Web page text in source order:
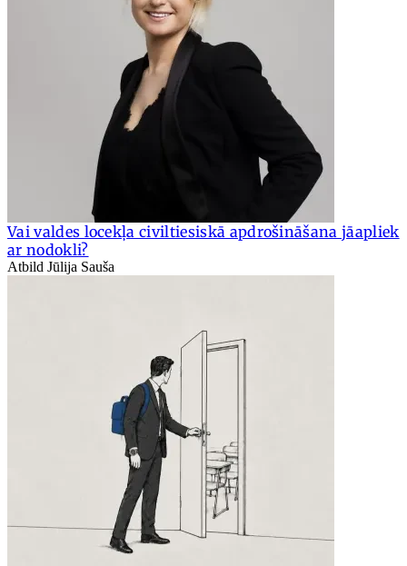
Vai valdes locekļa civiltiesiskā apdrošināšana jāapliek
ar nodokli?
Atbild Jūlija Sauša